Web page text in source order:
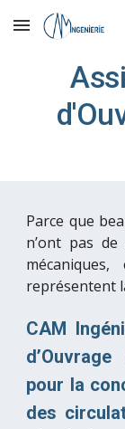
Skip to main
Parce que
n’ont pas de
représentent
CAM
pour la
des